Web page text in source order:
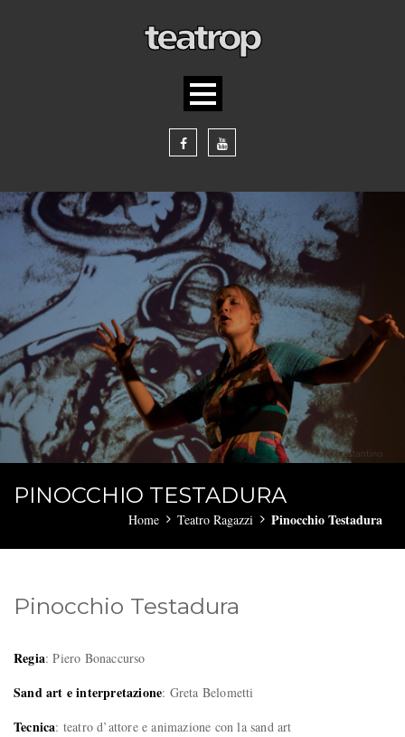
PINOCCHIO TESTADURA
Home Teatro Ragazzi Pinocchio Testadura
Pinocchio Testadura
Regia: Piero Bonaccurso
Sand art e interpretazione: Greta Belometti
Tecnica: teatro d’attore e animazione con la sand art